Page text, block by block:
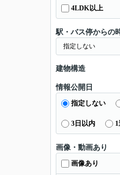
4LDK以上
駅・バス停からの
建物構造
情報公開日
指定しない
3日以内
画像・動画あり
画像あり